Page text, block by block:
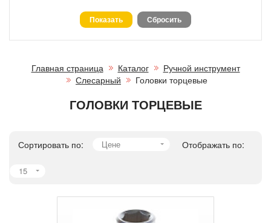
Главная страница Каталог
Ручной инструмент
Слесарный
Головки торцевые
ГОЛОВКИ ТОРЦЕВЫЕ
Сортировать по: Цене Отображать по:
15